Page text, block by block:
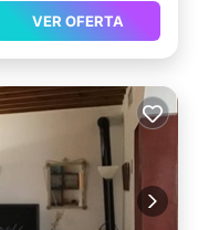
VER OFERTA